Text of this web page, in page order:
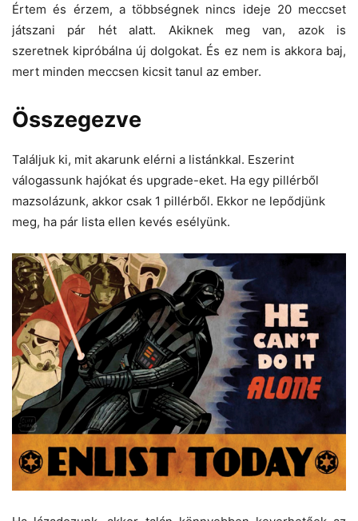
Értem és érzem, a többségnek nincs ideje 20 meccset
játszani pár hét alatt. Akiknek meg van, azok is
szeretnek kipróbálna új dolgokat. És ez nem is akkora baj,
mert minden meccsen kicsit tanul az ember.
Összegezve
Találjuk ki, mit akarunk elérni a listánkkal. Eszerint
válogassunk hajókat és upgrade-eket. Ha egy pillérből
mazsolázunk, akkor csak 1 pillérből. Ekkor ne lepődjünk
meg, ha pár lista ellen kevés esélyünk.